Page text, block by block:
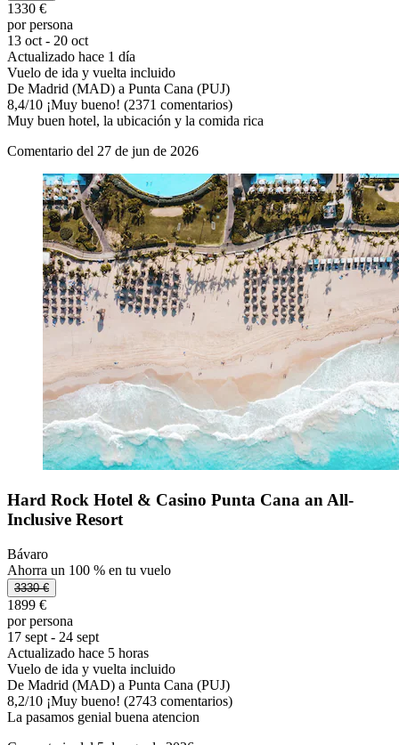
1330 €
por persona
13 oct - 20 oct
Actualizado hace 1 día
Vuelo de ida y vuelta incluido
De Madrid (MAD) a Punta Cana (PUJ)
8,4/10 ¡Muy bueno! (2371 comentarios)
Muy buen hotel, la ubicación y la comida rica
Comentario del 27 de jun de 2026
Hard Rock Hotel & Casino Punta Cana an All-
Inclusive Resort
Bávaro
Ahorra un 100 % en tu vuelo
3330 €
1899 €
por persona
17 sept - 24 sept
Actualizado hace 5 horas
Vuelo de ida y vuelta incluido
De Madrid (MAD) a Punta Cana (PUJ)
8,2/10 ¡Muy bueno! (2743 comentarios)
La pasamos genial buena atencion